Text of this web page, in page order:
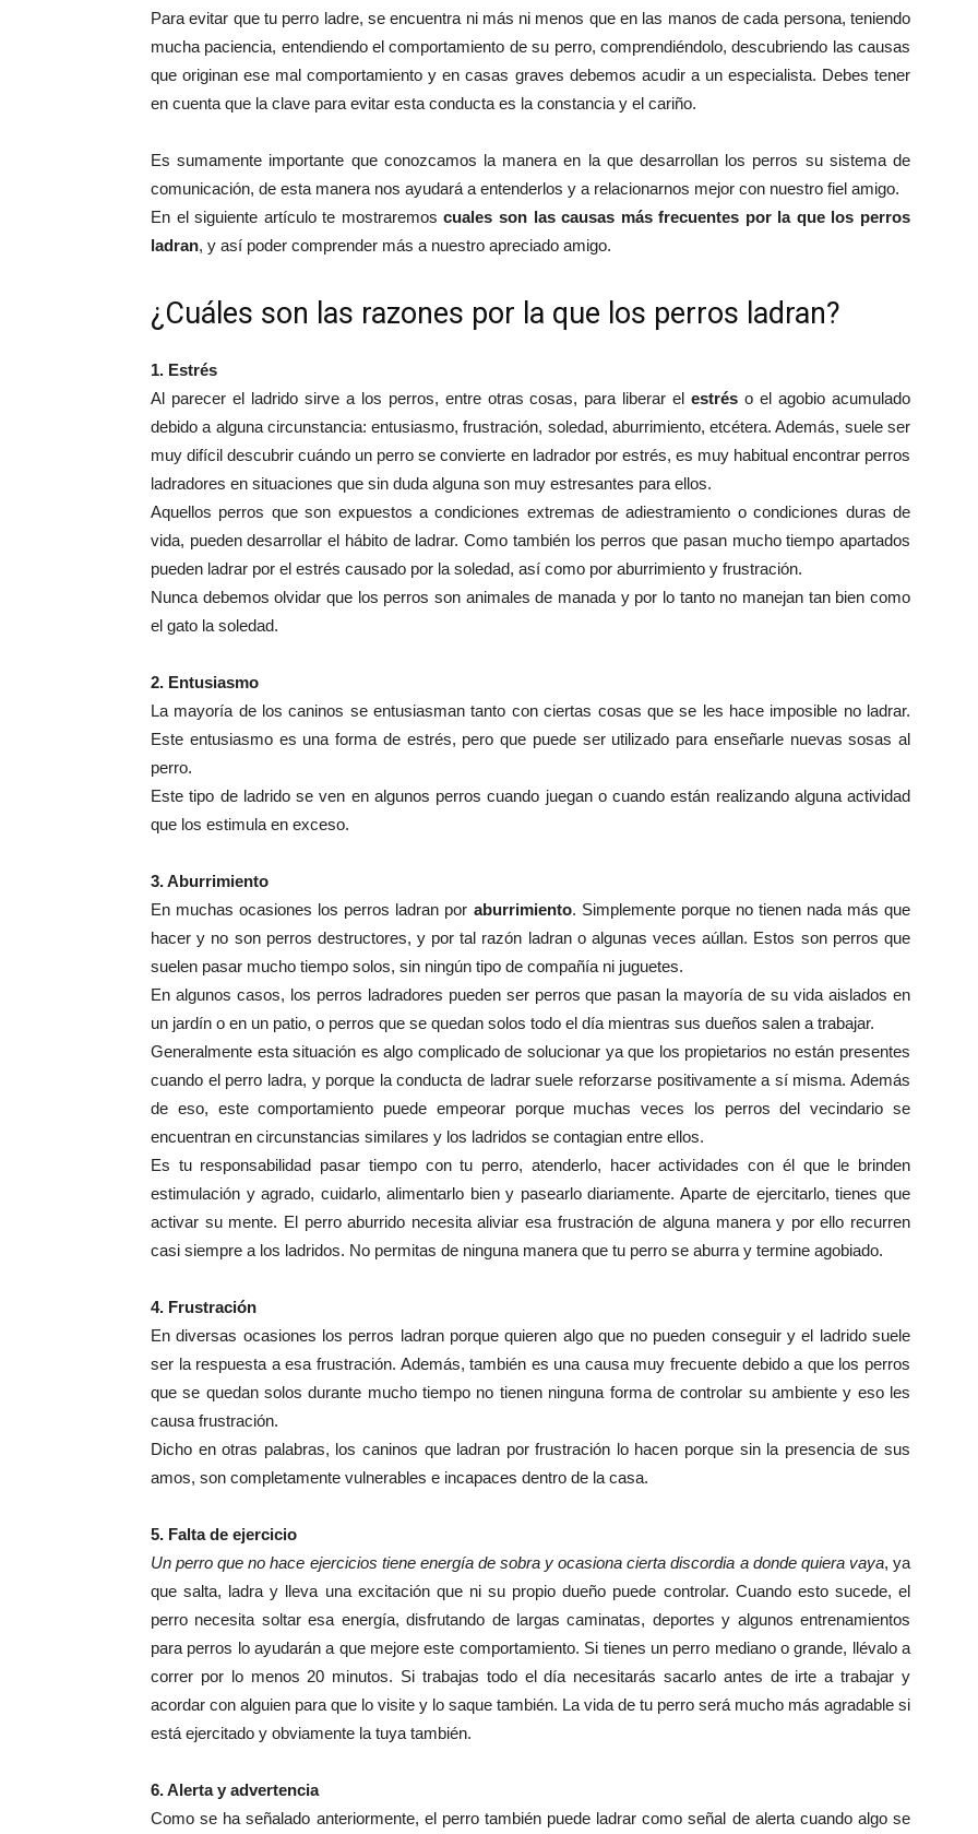
Para evitar que tu perro ladre, se encuentra ni más ni menos que en las manos de cada persona, teniendo
mucha paciencia, entendiendo el comportamiento de su perro, comprendiéndolo, descubriendo las causas
que originan ese mal comportamiento y en casas graves debemos acudir a un especialista. Debes tener
en cuenta que la clave para evitar esta conducta es la constancia y el cariño.
Es sumamente importante que conozcamos la manera en la que desarrollan los perros su sistema de
comunicación, de esta manera nos ayudará a entenderlos y a relacionarnos mejor con nuestro fiel amigo.
En el siguiente artículo te mostraremoscuales son las causas más frecuentes por la que los perros
ladran, y así poder comprender más a nuestro apreciado amigo.
¿Cuáles son las razones por la que los perros ladran?
1. Estrés
Al parecer el ladrido sirve a los perros, entre otras cosas, para liberar elestrés o el agobio acumulado
debido a alguna circunstancia: entusiasmo, frustración, soledad, aburrimiento, etcétera. Además, suele ser
muy difícil descubrir cuándo un perro se convierte en ladrador por estrés, es muy habitual encontrar perros
ladradores en situaciones que sin duda alguna son muy estresantes para ellos.
Aquellos perros que son expuestos a condiciones extremas de adiestramiento o condiciones duras de
vida, pueden desarrollar el hábito de ladrar. Como también los perros que pasan mucho tiempo apartados
pueden ladrar por el estrés causado por la soledad, así como por aburrimiento y frustración.
Nunca debemos olvidar que los perros son animales de manada y por lo tanto no manejan tan bien como
el gato la soledad.
2. Entusiasmo
La mayoría de los caninos se entusiasman tanto con ciertas cosas que se les hace imposible no ladrar.
Este entusiasmo es una forma de estrés, pero que puede ser utilizado para enseñarle nuevas sosas al
perro.
Este tipo de ladrido se ven en algunos perros cuando juegan o cuando están realizando alguna actividad
que los estimula en exceso.
3. Aburrimiento
En muchas ocasiones los perros ladran por aburrimiento. Simplemente porque no tienen nada más que
hacer y no son perros destructores, y por tal razón ladran o algunas veces aúllan. Estos son perros que
suelen pasar mucho tiempo solos, sin ningún tipo de compañía ni juguetes.
En algunos casos, los perros ladradores pueden ser perros que pasan la mayoría de su vida aislados en
un jardín o en un patio, o perros que se quedan solos todo el día mientras sus dueños salen a trabajar.
Generalmente esta situación es algo complicado de solucionar ya que los propietarios no están presentes
cuando el perro ladra, y porque la conducta de ladrar suele reforzarse positivamente a sí misma. Además
de eso, este comportamiento puede empeorar porque muchas veces los perros del vecindario se
encuentran en circunstancias similares y los ladridos se contagian entre ellos.
Es tu responsabilidad pasar tiempo con tu perro, atenderlo, hacer actividades con él que le brinden
estimulación y agrado, cuidarlo, alimentarlo bien y pasearlo diariamente. Aparte de ejercitarlo, tienes que
activar su mente. El perro aburrido necesita aliviar esa frustración de alguna manera y por ello recurren
casi siempre a los ladridos. No permitas de ninguna manera que tu perro se aburra y termine agobiado.
4. Frustración
En diversas ocasiones los perros ladran porque quieren algo que no pueden conseguir y el ladrido suele
ser la respuesta a esa frustración. Además, también es una causa muy frecuente debido a que los perros
que se quedan solos durante mucho tiempo no tienen ninguna forma de controlar su ambiente y eso les
causa frustración.
Dicho en otras palabras, los caninos que ladran por frustración lo hacen porque sin la presencia de sus
amos, son completamente vulnerables e incapaces dentro de la casa.
5. Falta de ejercicio
Un perro que no hace ejercicios tiene energía de sobra y ocasiona cierta discordia a donde quiera vaya, ya
que salta, ladra y lleva una excitación que ni su propio dueño puede controlar. Cuando esto sucede, el
perro necesita soltar esa energía, disfrutando de largas caminatas, deportes y algunos entrenamientos
para perros lo ayudarán a que mejore este comportamiento. Si tienes un perro mediano o grande, llévalo a
correr por lo menos 20 minutos. Si trabajas todo el día necesitarás sacarlo antes de irte a trabajar y
acordar con alguien para que lo visite y lo saque también. La vida de tu perro será mucho más agradable si
está ejercitado y obviamente la tuya también.
6. Alerta y advertencia
Como se ha señalado anteriormente, el perro también puede ladrar como señal de alerta cuando algo se